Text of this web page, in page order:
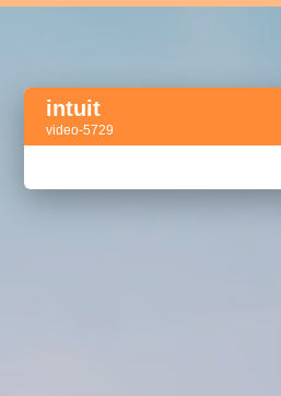
intuit
video-5729
Активный тег